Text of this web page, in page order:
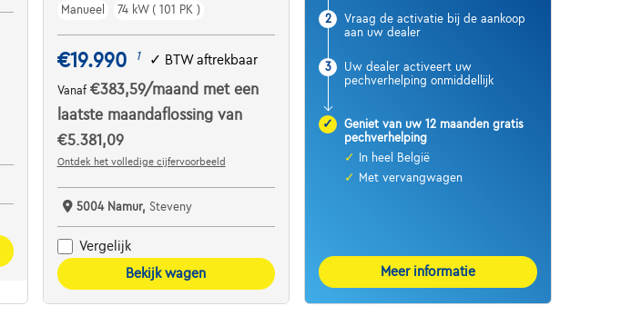
Manueel
74 kW ( 101 PK )
€19.990 1 ✓ BTW aftrekbaar
Vanaf €383,59/maand met een
laatste maandaflossing van
€5.381,09
Ontdek het volledige cijfervoorbeeld
5004 Namur, Steveny
Vergelijk
Bekijk wagen
2
Vraag de activatie bij de aankoop
aan uw dealer
3
Uw dealer activeert uw
pechverhelping onmiddellijk
✓
Geniet van uw 12 maanden gratis
pechverhelping
✓
In heel België
✓ Met vervangwagen
Meer informatie